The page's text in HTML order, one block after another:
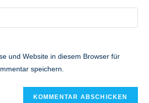
und Website in diesem Browser für
speichern.